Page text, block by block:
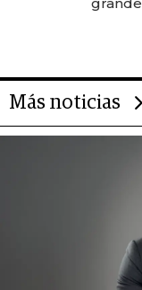
Más noticias